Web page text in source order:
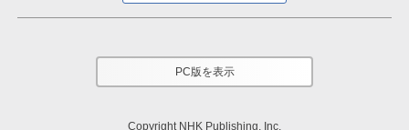
PC版を表示
Copyright NHK Publishing, Inc.